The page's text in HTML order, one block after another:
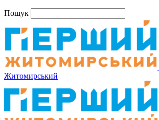
Пошук
Житомирський